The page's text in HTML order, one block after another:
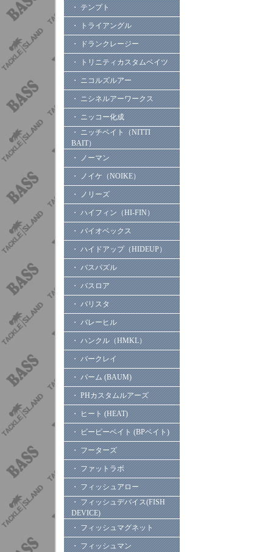
・ テンプト
・ トライアングル
・ ドランクレージー
・ トリニティカスタムベイツ
・ ニコルズルアー
・ ニシネルアーワークス
・ ニッコー化成
・ ニッチベイト（NITTI
BAIT）
・ ノーマン
・ ノイケ（NOIKE）
・ ノリーズ
・ ハイフィン（HI-FIN）
・ バイオベックス
・ ハイドアップ（HIDEUP）
・ バスパズル
・ バスロア
・ バリスタ
・ バレーヒル
・ ハンクル（HMKL）
・ バークレイ
・ バーム (BAUM)
・ PHカスタムルアーズ
・ ヒート (HEAT)
・ ビーピーベイト (BPベイト)
・ フーターズ
・ ファットラボ
・ フィッシュアロー
・ フィッシュデバイス(FISH
DEVICE)
・ フィッシュマグネット
・ フィッシュマン